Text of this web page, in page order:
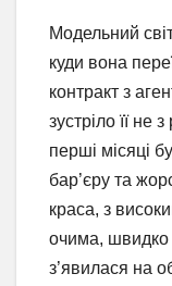
Модельний
куди вона
контракт з
зустріло її не
перші місяці
бар’єру та
краса, з
очима, швидко
з’явилася на